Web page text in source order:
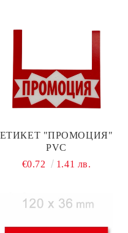
ЕТИКЕТ "ПРОМОЦИЯ"
PVC
€0.72
1.41 лв.